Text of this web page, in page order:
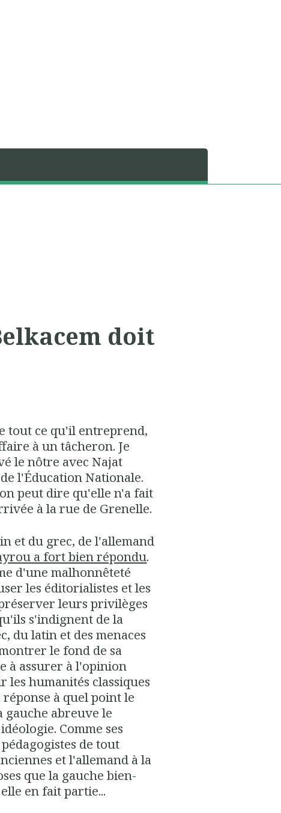
doit
tout ce qu'il entreprend,
à un tâcheron. Je
le nôtre avec Najat
l'Éducation Nationale.
peut dire qu'elle n'a fait
à la rue de Grenelle.
et du grec, de l'allemand
a fort bien répondu.
d'une malhonnêteté
les éditorialistes et les
leurs privilèges
s'indignent de la
du latin et des menaces
le fond de sa
à assurer à l'opinion
humanités classiques
à quel point le
abreuve le
Comme ses
de tout
et l'allemand à la
que la gauche bien-
en fait partie...